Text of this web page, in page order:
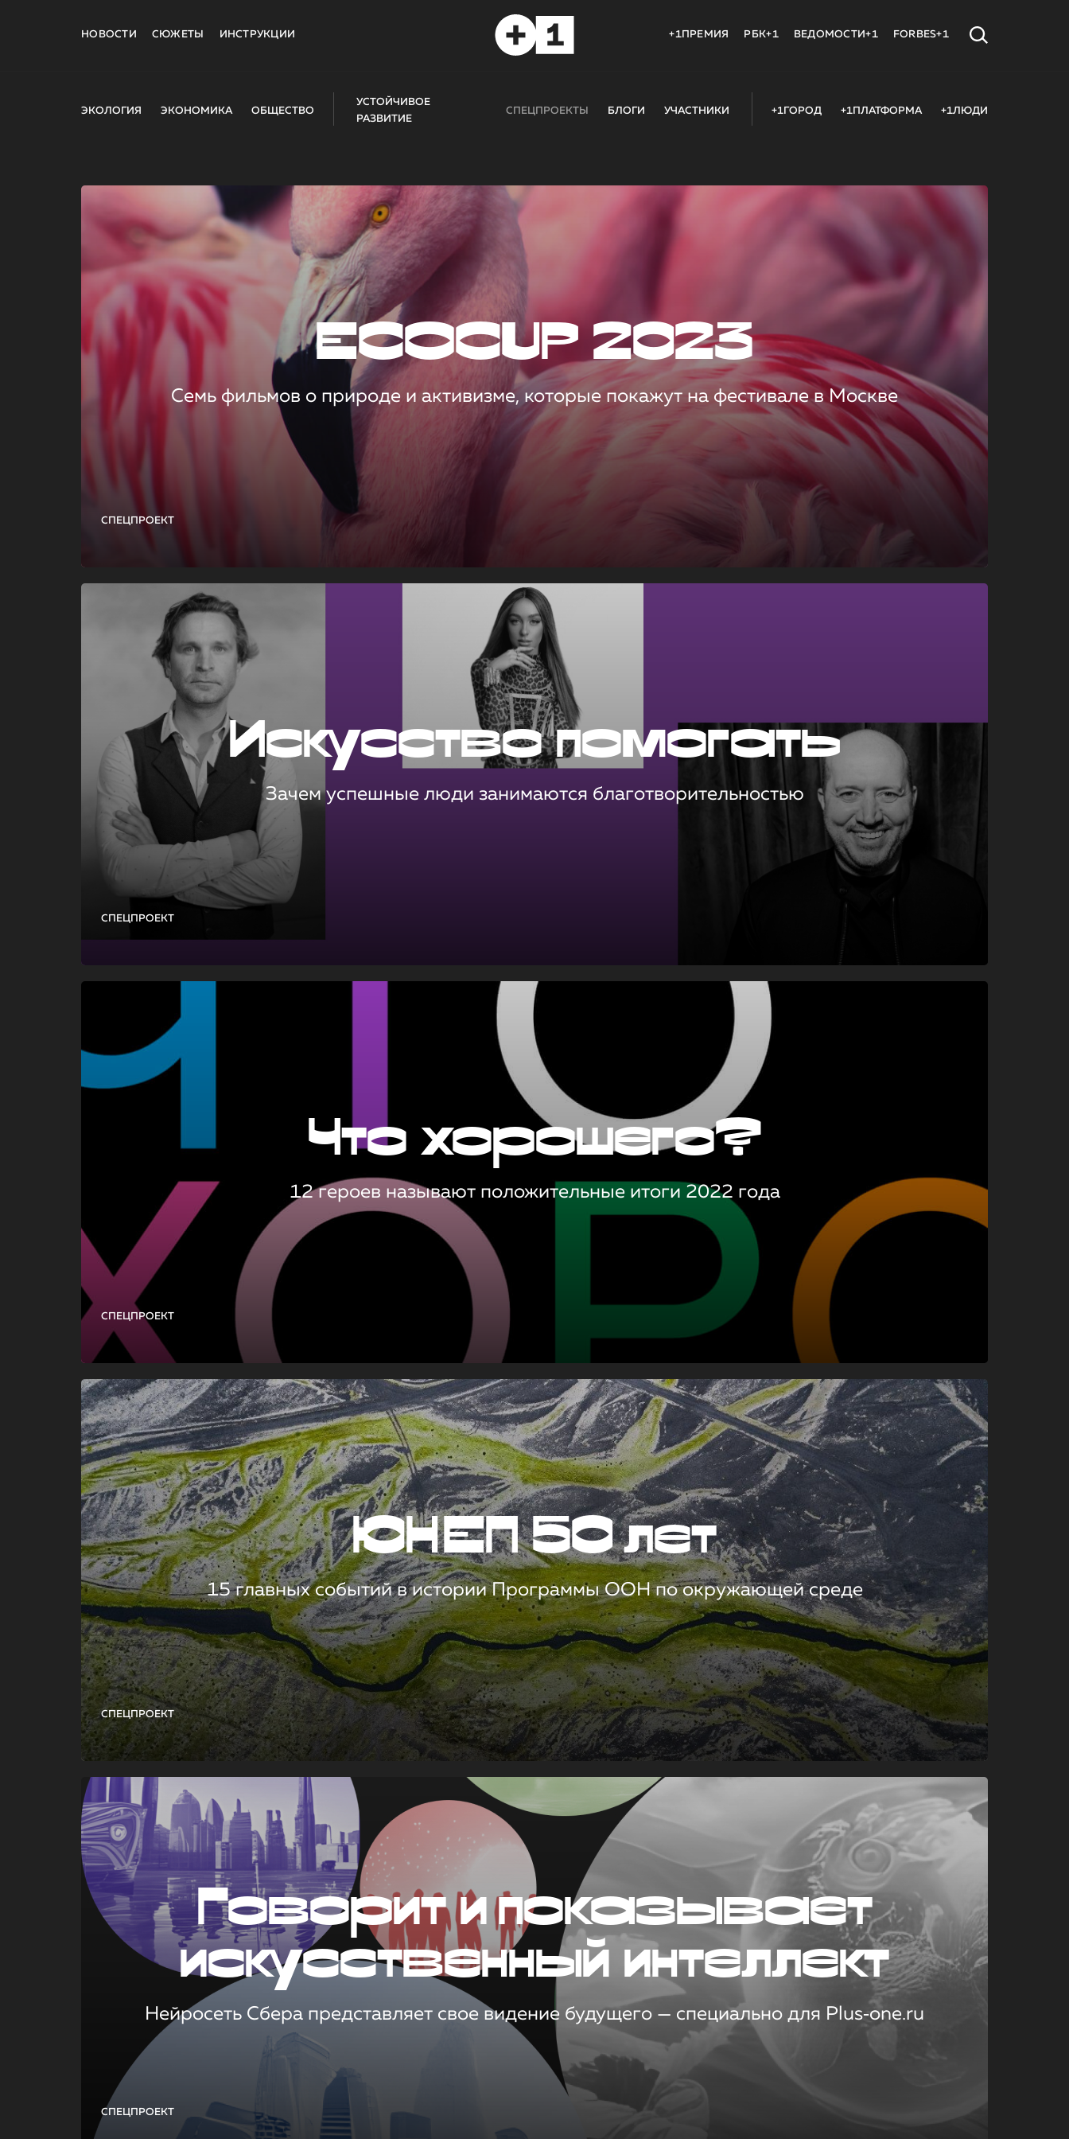
НОВОСТИ СЮЖЕТЫ ИНСТРУКЦИИ +1ПРЕМИЯ РБК+1 ВЕДОМОСТИ+1 FORBES+1
ЭКОЛОГИЯ ЭКОНОМИКА ОБЩЕСТВО
УСТОЙЧИВОЕ
РАЗВИТИЕ
СПЕЦПРОЕКТЫ БЛОГИ УЧАСТНИКИ +1ГОРОД +1ПЛАТФОРМА +1ЛЮДИ
СПЕЦПРОЕКТ
ECOCUP 2023
Семь фильмов о природе и активизме, которые покажут на фестивале в Москве
СПЕЦПРОЕКТ
Искусство помогать
Зачем успешные люди занимаются благотворительностью
СПЕЦПРОЕКТ
Что хорошего?
12 героев называют положительные итоги 2022 года
СПЕЦПРОЕКТ
ЮНЕП 50 лет
15 главных событий в истории Программы ООН по окружающей среде
СПЕЦПРОЕКТ
Говорит и показывает
искусственный интеллект
Нейросеть Сбера представляет свое видение будущего — специально для Plus‑one.ru